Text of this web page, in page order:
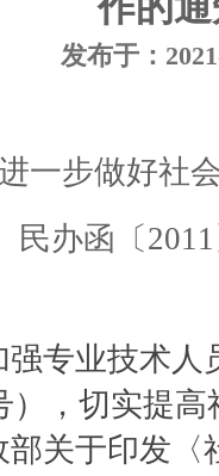
发布于：
一步做好社
民办函〔
专业技术
），切实提
关于印发